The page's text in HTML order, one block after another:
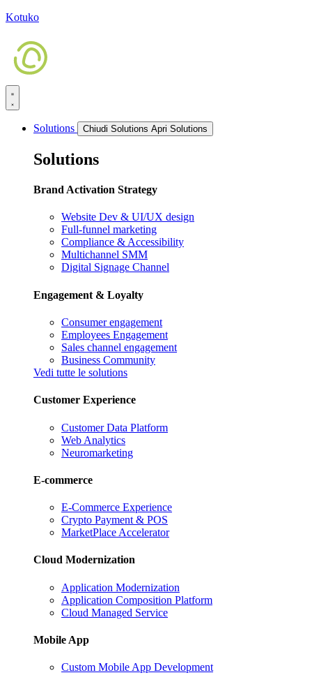
Kotuko
Solutions Chiudi Solutions Apri Solutions
Solutions
Brand Activation Strategy
Website Dev & UI/UX design
Full-funnel marketing
Compliance & Accessibility
Multichannel SMM
Digital Signage Channel
Engagement & Loyalty
Consumer engagement
Employees Engagement
Sales channel engagement
Business Community
Vedi tutte le solutions
Customer Experience
Customer Data Platform
Web Analytics
Neuromarketing
E-commerce
E-Commerce Experience
Crypto Payment & POS
MarketPlace Accelerator
Cloud Modernization
Application Modernization
Application Composition Platform
Cloud Managed Service
Mobile App
Custom Mobile App Development